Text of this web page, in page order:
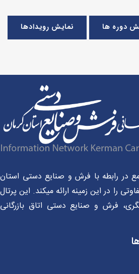
دوره ها نمایش رویدادها
رابطه با فرش و صنایع دستی استان
در این زمینه ارائه میکند. این پرتال
فرش و صنایع دستی اتاق بازرگانی